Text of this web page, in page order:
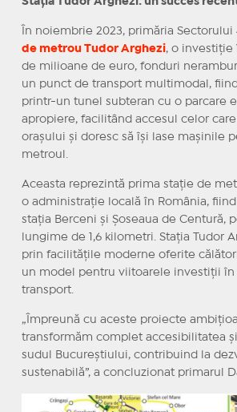
În noiembrie 2023, primăria Sectorului
de metrou Tudor Arghezi, o investiție
de milioane de euro, fonduri
un punct de transport multimodal,
printr-un tunel subteran cu o parcare
apropiere, facilitând accesul celor
orașului și doresc să își lase mașinile
metroul.
Aceasta reprezintă prima stație de
o administrație locală în România,
stația Berceni și Șoseaua de Centură,
lungime de 1,6 kilometri. Stația Tudor
prin facilitățile moderne oferite
un model pentru viitoarele investiții în
transport.
„Împreună cu aceste proiecte
transformăm complet accesibilitatea
sudul Bucureștiului, contribuind la
sustenabilă”, a concluzionat primarul